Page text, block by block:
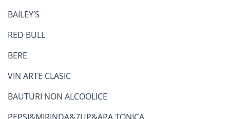
BAILEY’S
RED BULL
BERE
VIN ARTE CLASIC
BAUTURI NON ALCOOLICE